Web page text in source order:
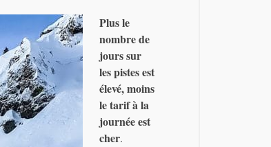
Plus le
nombre de
jours sur
les pistes est
élevé, moins
le tarif à la
journée est
cher.